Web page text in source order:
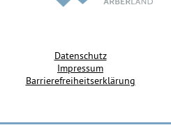
Datenschutz
Impressum
Barrierefreiheitserklärung